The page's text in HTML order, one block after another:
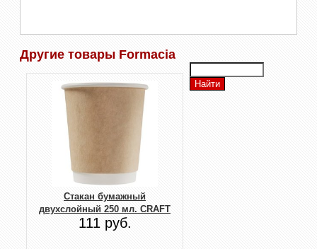
Другие товары Formacia
Стакан бумажный
двухслойный 250 мл. CRAFT
111 руб.